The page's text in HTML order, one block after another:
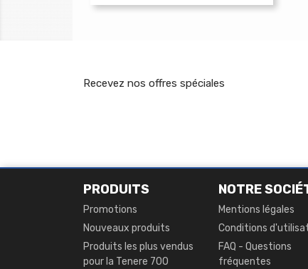
Recevez nos offres spéciales
PRODUITS
Promotions
Nouveaux produits
Produits les plus vendus
pour la Tenere 700
NOTRE
Mentions légales
Conditions
FAQ - Questions
fréquentes